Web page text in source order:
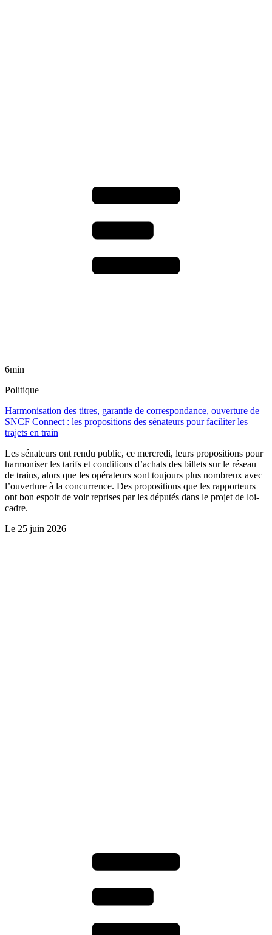
6min
Politique
Harmonisation des titres, garantie de correspondance, ouverture de
SNCF Connect : les propositions des sénateurs pour faciliter les
trajets en train
Les sénateurs ont rendu public, ce mercredi, leurs propositions pour
harmoniser les tarifs et conditions d’achats des billets sur le réseau
de trains, alors que les opérateurs sont toujours plus nombreux avec
l’ouverture à la concurrence. Des propositions que les rapporteurs
ont bon espoir de voir reprises par les députés dans le projet de loi-
cadre.
Le 25 juin 2026